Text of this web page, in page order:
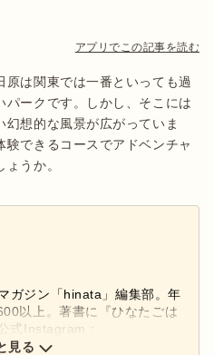
アプリでこの記事を読む
原は関東では一番といっても過
ークです。しかし、そこには
想的な風景が広がっていま
できるコースでアドベンチャ
うか。
ガジン「hinata」編集部。年
以上。著書に『ひなたごは
式Instagram：
見る